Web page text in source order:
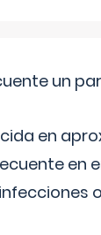
un
en
en